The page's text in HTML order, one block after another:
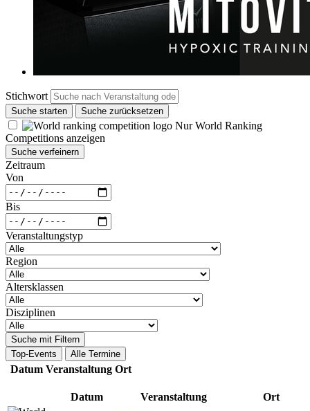
Stichwort
Suche starten Suche zurücksetzen
Nur World Ranking
Competitions anzeigen
Suche verfeinern
Zeitraum
Von
Bis
Veranstaltungstyp
Region
Altersklassen
Disziplinen
Suche mit Filtern
Top-Events
Alle Termine
Datum Veranstaltung Ort
Datum Veranstaltung Ort